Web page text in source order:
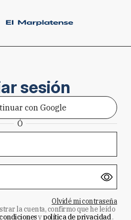
sesión
con Google
Ó
Olvidé mi contraseña
la cuenta, confirmo que he leído
ypolítica de privacidad.